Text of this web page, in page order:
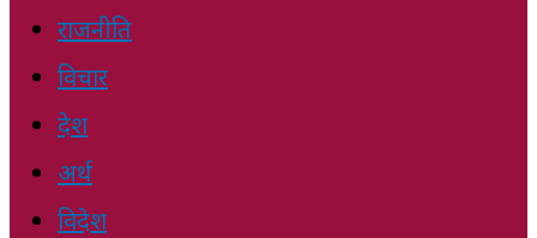
राजनीति
विचार
देश
अर्थ
विदेश